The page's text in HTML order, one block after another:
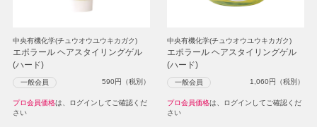
中央有機化学(チュウオウユウキカガク)
エポラール ヘアスタイリングゲル
(ハード)
一般会員 590円（税別）
プロ会員価格は、ログインしてご確認くだ
さい
中央有機化学(チュウオウユウキカガク)
エポラール ヘアスタイリングゲル
(ハード)
一般会員 1,060円（税別）
プロ会員価格は、ログインしてご確認くだ
さい